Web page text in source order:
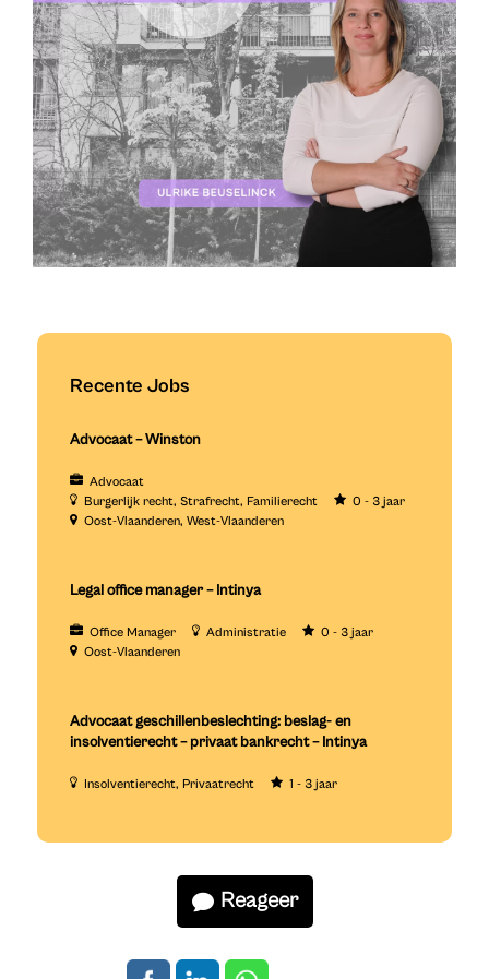
Recente Jobs
Advocaat – Winston
Advocaat
Burgerlijk recht Strafrecht Familierecht
0 - 3 jaar
Oost-Vlaanderen West-Vlaanderen
Legal office manager – Intinya
Office Manager Administratie
0 - 3 jaar
Oost-Vlaanderen
Advocaat geschillenbeslechting: beslag- en
insolventierecht – privaat bankrecht – Intinya
Insolventierecht Privaatrecht 1 - 3 jaar
Reageer